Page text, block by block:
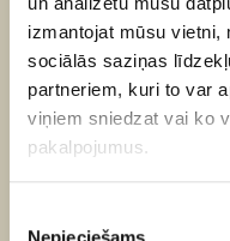
izmantojat mūsu vietni,
sociālās saziņas
partneriem, kuri to var
viņiem sniedzat vai ko
pakalpojumus.
Nepieciešams
tausti, skaņu, redzes
raisīsim interesi par
zobiņš ir liels prieks
saudzējam un
sadraudzēties ar zobu